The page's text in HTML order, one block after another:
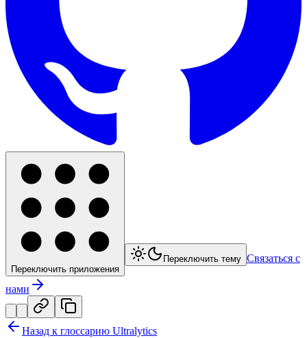
Переключить приложения
Переключить тему Связаться с
нами
Назад к глоссарию Ultralytics